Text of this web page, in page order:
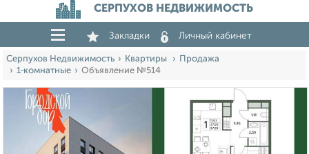
СЕРПУХОВ НЕДВИЖИМОСТЬ
Закладки Личный кабинет
Серпухов Недвижимость Квартиры
Продажа
1‑комнатные
Объявление №514